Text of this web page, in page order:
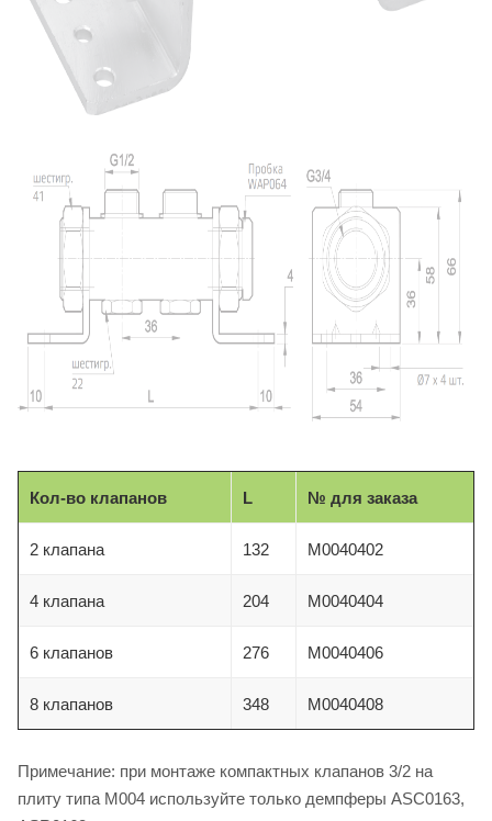
Кол-во клапанов L № для заказа
2 клапана 132 M0040402
4 клапана 204 M0040404
6 клапанов 276 M0040406
8 клапанов 348 M0040408
Примечание: при монтаже компактных клапанов 3/2 на
плиту типа M004 используйте только демпферы ASC0163,